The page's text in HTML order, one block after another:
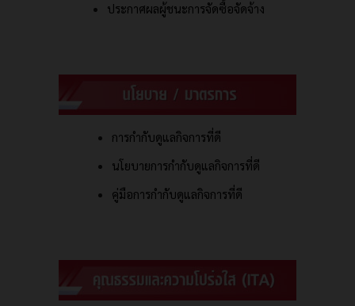
ประกาศผลผู้ชนะการจัดซื้อจัดจ้าง
การกำกับดูแลกิจการที่ดี
นโยบายการกำกับดูแลกิจการที่ดี
คู่มือการกำกับดูแลกิจการที่ดี